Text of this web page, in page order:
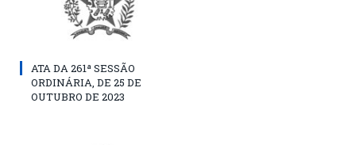
ATA DA 261ª SESSÃO
ORDINÁRIA, DE 25 DE
OUTUBRO DE 2023